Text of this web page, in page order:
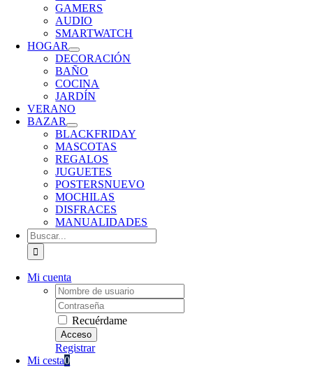
GAMERS
AUDIO
SMARTWATCH
HOGAR
DECORACIÓN
BAÑO
COCINA
JARDÍN
VERANO
BAZAR
BLACKFRIDAY
MASCOTAS
REGALOS
JUGUETES
POSTERSNUEVO
MOCHILAS
DISFRACES
MANUALIDADES
Buscar:
Mi cuenta
Username:
Password:
Recuérdame
Registrar
Mi cesta0